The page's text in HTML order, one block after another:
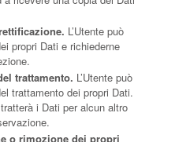
L’Utente può
propri Dati e richiederne
trattamento. L’Utente può
trattamento dei propri Dati.
i Dati per alcun altro
o rimozione dei propri